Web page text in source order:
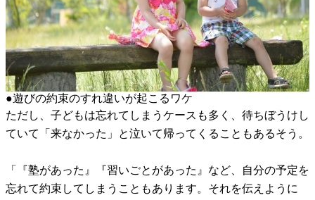
●遊びの約束のすれ違いが起こるワケ
ただし、子どもは忘れてしまうケースも多く、待ちぼうけし
ていて「来なかった」と泣いて帰ってくることもあるそう。
「『塾があった』『習いごとがあった』など、自分の予定を
忘れて約束してしまうこともあります。それを伝えように